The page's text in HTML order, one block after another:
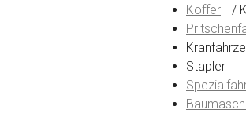
Model
Baujahr
Koffer– /
Stapler